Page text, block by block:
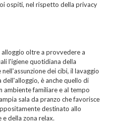
ospiti, nel rispetto della privacy
oltre a provvedere a
l'igiene quotidiana della
dei cibi, il lavaggio
è anche quello di
ambiente familiare e al tempo
sala da pranzo che favorisce
destinato allo
della zona relax.